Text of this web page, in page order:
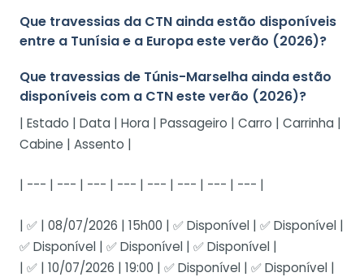
Que travessias da CTN ainda estão disponíveis
entre a Tunísia e a Europa este verão (2026)?
Que travessias de Túnis-Marselha ainda estão
disponíveis com a CTN este verão (2026)?
| Estado | Data | Hora | Passageiro | Carro | Carrinha |
Cabine | Assento |
| --- | --- | --- | --- | --- | --- | --- | --- |
| ✅ | 08/07/2026 | 15h00 | ✅ Disponível | ✅ Disponível |
✅ Disponível | ✅ Disponível | ✅ Disponível |
| ✅ | 10/07/2026 | 19:00 | ✅ Disponível | ✅ Disponível |